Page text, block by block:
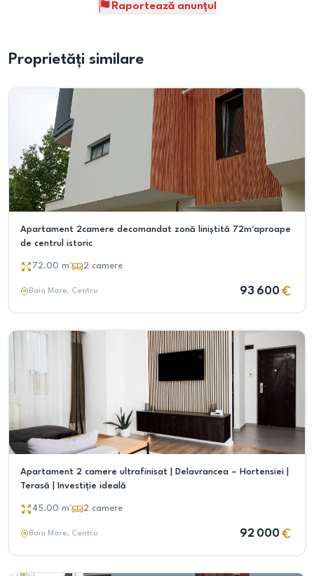
Raportează anunțul
Proprietăți similare
Apartament 2camere decomandat zonă liniștită 72m²aproape
de centrul istoric
72.00 m² 2 camere
Baia Mare, Centru 93 600
Apartament 2 camere ultrafinisat | Delavrancea – Hortensiei |
Terasă | Investiție ideală
45.00 m² 2 camere
Baia Mare, Centru 92 000